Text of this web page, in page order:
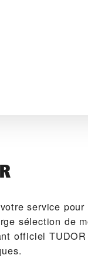
service
sélection de
officiel